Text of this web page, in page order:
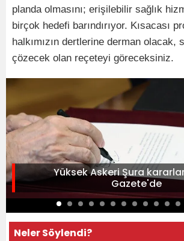
planda olmasını; erişilebilir sağlık
birçok hedefi barındırıyor. Kısacası
halkımızın dertlerine derman olacak,
çözecek olan reçeteyi göreceksiniz.
Yüksek Askeri Şura
Gazete'de
Neler Söylendi?